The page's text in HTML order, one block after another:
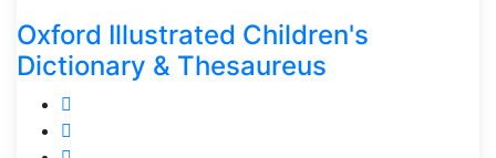
Oxford Illustrated Children's
Dictionary & Thesaureus